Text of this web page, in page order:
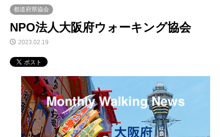
都道府県協会
NPO法人大阪府ウォーキング協会
2023.02.19